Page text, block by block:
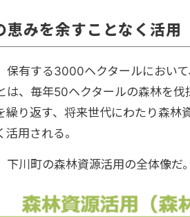
恵みを余すことなく活用
保有する3000ヘクタールにおい
は、毎年50ヘクタールの森林を
繰り返す、将来世代にわたり森林
活用される。
下川町の森林資源活用の全体像だ。